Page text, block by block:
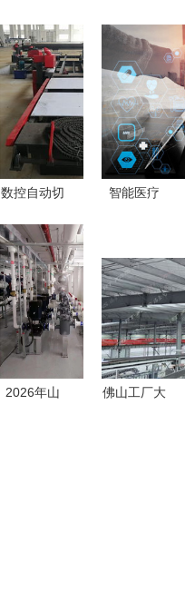
数控自动切
技术价值驱
动下的价格
解析与服务
选择
智能医疗
Ar接口的融
2026年山
佛山工厂大